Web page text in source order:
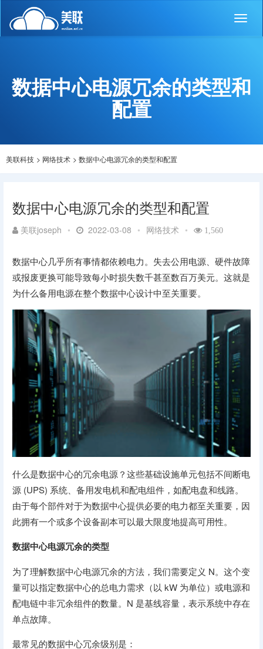
数据中心电源冗余的类型和
配置
美联科技 > 网络技术 > 数据中心电源冗余的类型和配置
数据中心电源冗余的类型和配置
美联joseph • 2022-03-08 • 网络技术 • 1,560
数据中心几乎所有事情都依赖电力。失去公用电源、硬件故障
或报废更换可能导致每小时损失数千甚至数百万美元。这就是
为什么备用电源在整个数据中心设计中至关重要。
什么是数据中心的冗余电源？这些基础设施单元包括不间断电
源 (UPS) 系统、备用发电机和配电组件，如配电盘和线路。
由于每个部件对于为数据中心提供必要的电力都至关重要，因
此拥有一个或多个设备副本可以最大限度地提高可用性。
数据中心电源冗余的类型
为了理解数据中心电源冗余的方法，我们需要定义 N。这个变
量可以指定数据中心的总电力需求（以 kW 为单位）或电源和
配电链中非冗余组件的数量。N 是基线容量，表示系统中存在
单点故障。
最常见的数据中心冗余级别是：